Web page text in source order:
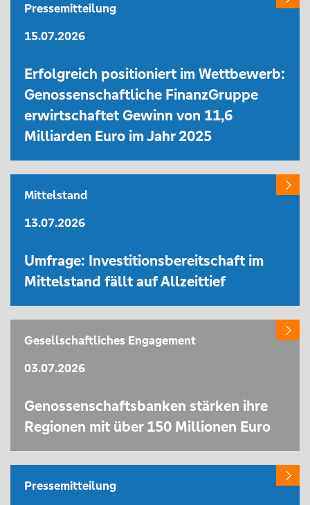
Pressemitteilung
15.07.2026
Erfolgreich positioniert im Wettbewerb:
Genossenschaftliche FinanzGruppe
erwirtschaftet Gewinn von 11,6
Milliarden Euro im Jahr 2025
Mittelstand
13.07.2026
Umfrage: Investitionsbereitschaft im
Mittelstand fällt auf Allzeittief
Gesellschaftliches Engagement
03.07.2026
Genossenschaftsbanken stärken ihre
Regionen mit über 150 Millionen Euro
Pressemitteilung